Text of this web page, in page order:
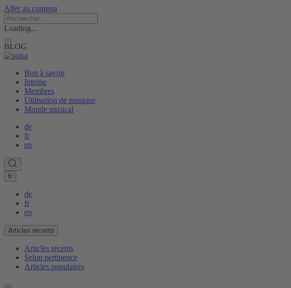
Aller au contenu
Loading...
BLOG
Bon à savoir
Interne
Membres
Utilisation de musique
Monde musical
de
fr
en
fr
de
fr
en
Articles récents
Articles récents
Selon pertinence
Articles populaires